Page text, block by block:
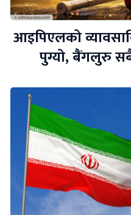
आइपिएलको
पुग्यो, बैंगलुरु